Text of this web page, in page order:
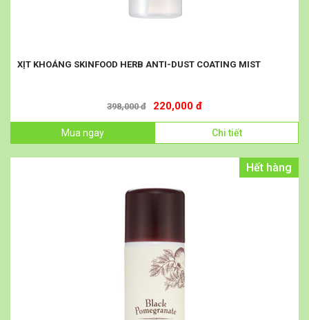
XỊT KHOÁNG SKINFOOD HERB ANTI-DUST COATING MIST
398,000 đ 220,000 đ
Mua ngay Chi tiết
Hết hàng